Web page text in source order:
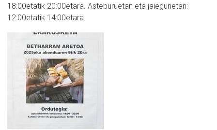
18:00etatik 20:00etara. Asteburuetan eta jaiegunetan:
12:00etatik 14:00etara.